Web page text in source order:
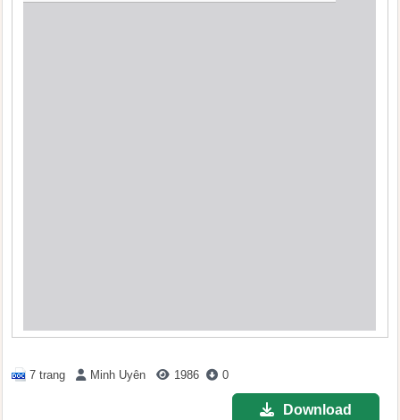
7 trang Minh Uyên 1986 0
Download